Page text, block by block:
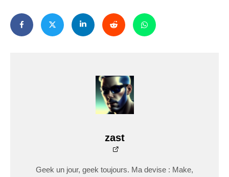
zast
Geek un jour, geek toujours. Ma devise : Make,